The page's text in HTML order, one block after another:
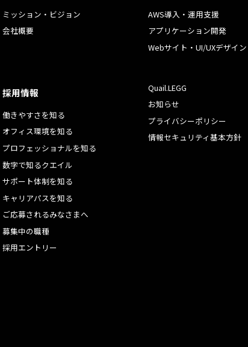
ミッション・ビジョン
会社概要
AWS導入・運用支援
アプリケーション開発
Webサイト・UI/UXデザイン
採用情報
働きやすさを知る
オフィス環境を知る
プロフェッショナルを知る
数字で知るクエイル
サポート体制を知る
キャリアパスを知る
ご応募されるみなさまへ
募集中の職種
採用エントリー
Quail.LEGG
お知らせ
プライバシーポリシー
情報セキュリティ基本方針